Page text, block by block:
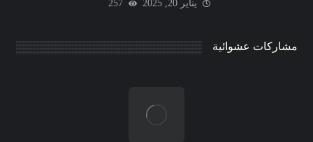
يناير 20, 2025 257
مشاركات عشوائية